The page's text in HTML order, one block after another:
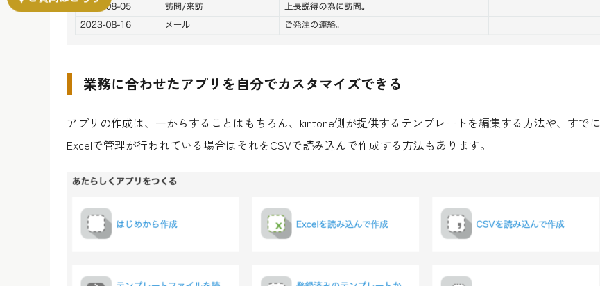
業務に合わせたアプリを自分でカスタマイズできる
アプリの作成は、一からすることはもちろん、kintone側が提供するテンプレートを編集する方法や、すでに
Excelで管理が行われている場合はそれをCSVで読み込んで作成する方法もあります。